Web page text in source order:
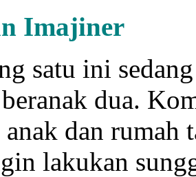
Imajiner
satu ini
dua.
dan rumah
lakukan